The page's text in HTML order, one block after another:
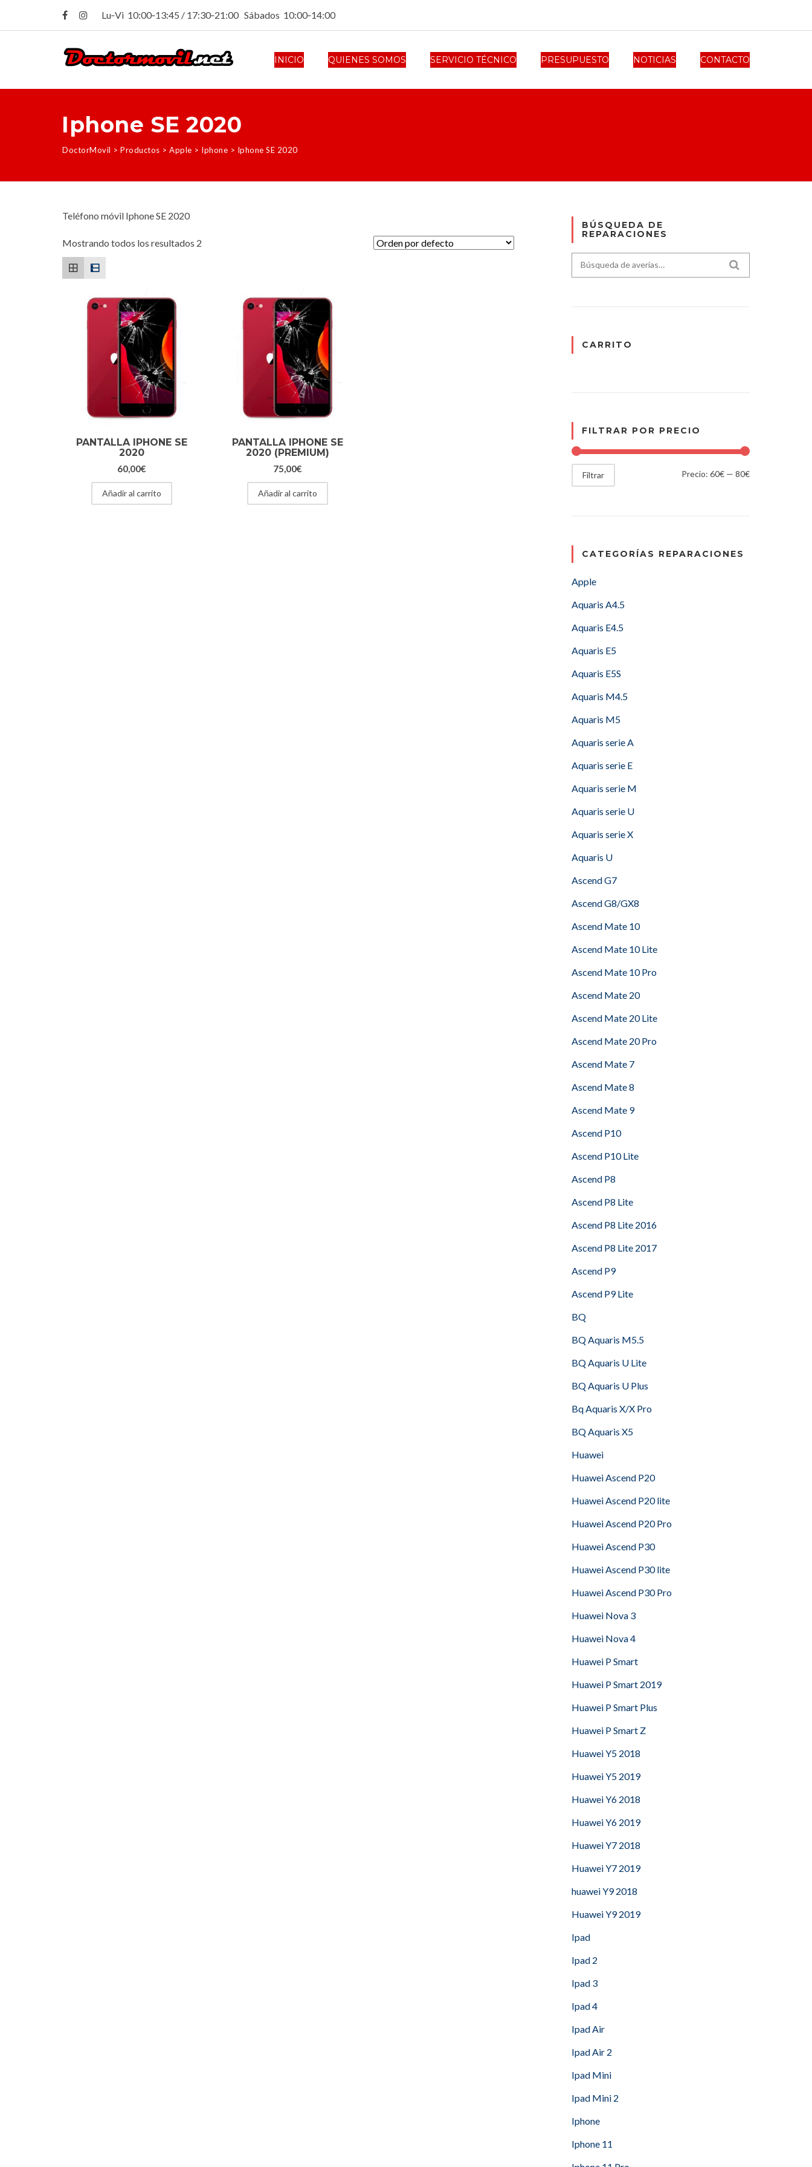
Lu‑Vi 10:00‑13:45 / 17:30‑21:00 Sábados 10:00‑14:00
INICIO QUIENES SOMOS SERVICIO TÉCNICO PRESUPUESTO NOTICIAS CONTACTO
Iphone SE 2020
DoctorMovil > Productos > Apple > Iphone > Iphone SE 2020
Teléfono móvil Iphone SE 2020
Mostrando todos los resultados 2
PANTALLA IPHONE SE
2020
60,00€
Añadir al carrito
PANTALLA IPHONE SE
2020 (PREMIUM)
75,00€
Añadir al carrito
BÚSQUEDA DE
REPARACIONES
Search for:
CARRITO
FILTRAR POR PRECIO
Filtrar Precio: 60€ — 80€
CATEGORÍAS REPARACIONES
Apple
Aquaris A4.5
Aquaris E4.5
Aquaris E5
Aquaris E5S
Aquaris M4.5
Aquaris M5
Aquaris serie A
Aquaris serie E
Aquaris serie M
Aquaris serie U
Aquaris serie X
Aquaris U
Ascend G7
Ascend G8/GX8
Ascend Mate 10
Ascend Mate 10 Lite
Ascend Mate 10 Pro
Ascend Mate 20
Ascend Mate 20 Lite
Ascend Mate 20 Pro
Ascend Mate 7
Ascend Mate 8
Ascend Mate 9
Ascend P10
Ascend P10 Lite
Ascend P8
Ascend P8 Lite
Ascend P8 Lite 2016
Ascend P8 Lite 2017
Ascend P9
Ascend P9 Lite
BQ
BQ Aquaris M5.5
BQ Aquaris U Lite
BQ Aquaris U Plus
Bq Aquaris X/X Pro
BQ Aquaris X5
Huawei
Huawei Ascend P20
Huawei Ascend P20 lite
Huawei Ascend P20 Pro
Huawei Ascend P30
Huawei Ascend P30 lite
Huawei Ascend P30 Pro
Huawei Nova 3
Huawei Nova 4
Huawei P Smart
Huawei P Smart 2019
Huawei P Smart Plus
Huawei P Smart Z
Huawei Y5 2018
Huawei Y5 2019
Huawei Y6 2018
Huawei Y6 2019
Huawei Y7 2018
Huawei Y7 2019
huawei Y9 2018
Huawei Y9 2019
Ipad
Ipad 2
Ipad 3
Ipad 4
Ipad Air
Ipad Air 2
Ipad Mini
Ipad Mini 2
Iphone
Iphone 11